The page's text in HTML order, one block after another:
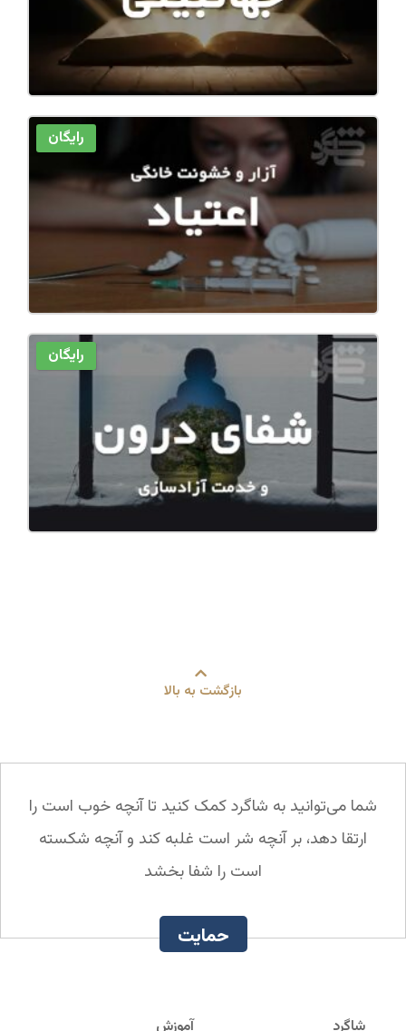
رایگان
رایگان
بازگشت به بالا
شما می‌توانید به شاگرد کمک کنید تا آنچه خوب است را
ارتقا دهد، بر آنچه شر است غلبه کند و آنچه شکسته
است را شفا بخشد
حمایت